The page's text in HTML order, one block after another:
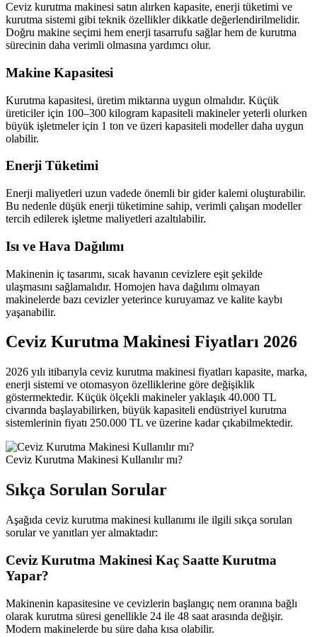
Ceviz kurutma makinesi satın alırken kapasite, enerji tüketimi ve
kurutma sistemi gibi teknik özellikler dikkatle değerlendirilmelidir.
Doğru makine seçimi hem enerji tasarrufu sağlar hem de kurutma
sürecinin daha verimli olmasına yardımcı olur.
Makine Kapasitesi
Kurutma kapasitesi, üretim miktarına uygun olmalıdır. Küçük
üreticiler için 100–300 kilogram kapasiteli makineler yeterli olurken
büyük işletmeler için 1 ton ve üzeri kapasiteli modeller daha uygun
olabilir.
Enerji Tüketimi
Enerji maliyetleri uzun vadede önemli bir gider kalemi oluşturabilir.
Bu nedenle düşük enerji tüketimine sahip, verimli çalışan modeller
tercih edilerek işletme maliyetleri azaltılabilir.
Isı ve Hava Dağılımı
Makinenin iç tasarımı, sıcak havanın cevizlere eşit şekilde
ulaşmasını sağlamalıdır. Homojen hava dağılımı olmayan
makinelerde bazı cevizler yeterince kuruyamaz ve kalite kaybı
yaşanabilir.
Ceviz Kurutma Makinesi Fiyatları 2026
2026 yılı itibarıyla ceviz kurutma makinesi fiyatları kapasite, marka,
enerji sistemi ve otomasyon özelliklerine göre değişiklik
göstermektedir. Küçük ölçekli makineler yaklaşık 40.000 TL
civarında başlayabilirken, büyük kapasiteli endüstriyel kurutma
sistemlerinin fiyatı 250.000 TL ve üzerine kadar çıkabilmektedir.
Ceviz Kurutma Makinesi Kullanılır mı?
Sıkça Sorulan Sorular
Aşağıda ceviz kurutma makinesi kullanımı ile ilgili sıkça sorulan
sorular ve yanıtları yer almaktadır:
Ceviz Kurutma Makinesi Kaç Saatte Kurutma
Yapar?
Makinenin kapasitesine ve cevizlerin başlangıç nem oranına bağlı
olarak kurutma süresi genellikle 24 ile 48 saat arasında değişir.
Modern makinelerde bu süre daha kısa olabilir.